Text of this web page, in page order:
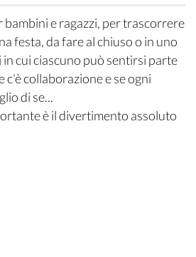
bambini e ragazzi, per trascorrere
festa, da fare al chiuso o in uno
cui ciascuno può sentirsi parte
c'è collaborazione e se ogni
di se...
è il divertimento assoluto